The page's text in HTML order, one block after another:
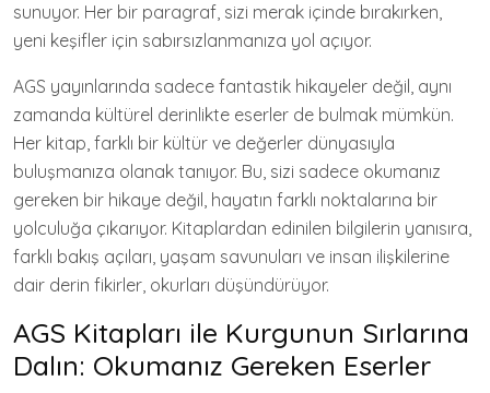
sunuyor. Her bir paragraf, sizi merak içinde bırakırken,
yeni keşifler için sabırsızlanmanıza yol açıyor.
AGS yayınlarında sadece fantastik hikayeler değil, aynı
zamanda kültürel derinlikte eserler de bulmak mümkün.
Her kitap, farklı bir kültür ve değerler dünyasıyla
buluşmanıza olanak tanıyor. Bu, sizi sadece okumanız
gereken bir hikaye değil, hayatın farklı noktalarına bir
yolculuğa çıkarıyor. Kitaplardan edinilen bilgilerin yanısıra,
farklı bakış açıları, yaşam savunuları ve insan ilişkilerine
dair derin fikirler, okurları düşündürüyor.
AGS Kitapları ile Kurgunun Sırlarına
Dalın: Okumanız Gereken Eserler